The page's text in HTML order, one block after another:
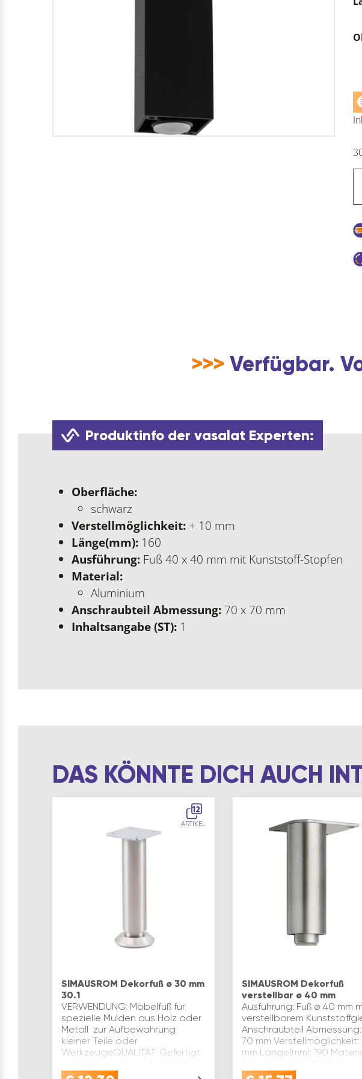
>>> Verfügbar.
Produktinfo der vasalat Experten:
Oberfläche:
schwarz
Verstellmöglichkeit: + 10 mm
Länge(mm): 160
Ausführung: Fuß 40 x 40 mm mit Kunststoff-Stopfen
Material:
Aluminium
Anschraubteil Abmessung: 70 x 70 mm
Inhaltsangabe (ST): 1
DAS KÖNNTE DICH AUCH
12
ARTIKEL
SIMAUSROM Dekorfuß ø 30 mm
30.1
VERWENDUNG: Möbelfuß für
spezielle Mulden aus Holz oder
Metall  zur Aufbewahrung
kleiner Teile oder
WerkzeugeQUALITÄT: Gefertigt
gebürstet für edlen Look und
SIMAUSROM Dekorfuß
verstellbar ø 40 mm
Ausführung: Fuß ø 40 mm
verstellbarem
Anschraubteil
70 mm Verstellmöglichkeit:
mm Länge(mm): 190
gebürstet Inhaltsangabe (…